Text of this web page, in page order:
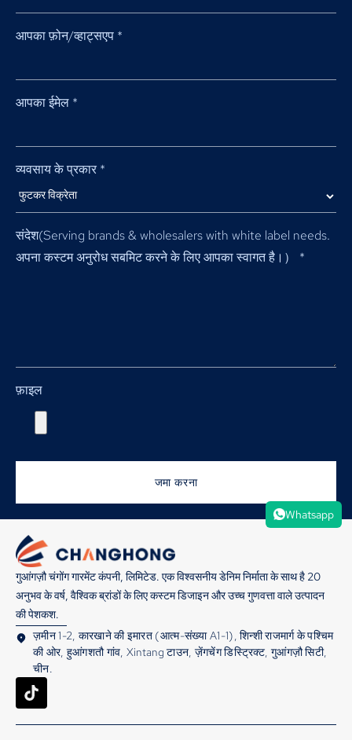
आपका फ़ोन/व्हाट्सएप *
आपका ईमेल *
व्यवसाय के प्रकार *
संदेश(Serving brands & wholesalers with white label needs.
अपना कस्टम अनुरोध सबमिट करने के लिए आपका स्वागत है।）
*
फ़ाइल
जमा करना
गुआंगज़ौ चंगोंग गारमेंट कंपनी, लिमिटेड. एक विश्वसनीय डेनिम निर्माता के साथ है 20
अनुभव के वर्ष, वैश्विक ब्रांडों के लिए कस्टम डिजाइन और उच्च गुणवत्ता वाले उत्पादन
की पेशकश.
ज़मीन 1-2, कारखाने की इमारत (आत्म-संख्या A1-1), शिन्शी राजमार्ग के पश्चिम
की ओर, हुआंगशतौ गांव, Xintang टाउन, ज़ेंगचेंग डिस्ट्रिक्ट, गुआंगज़ौ सिटी,
चीन.
Whatsapp